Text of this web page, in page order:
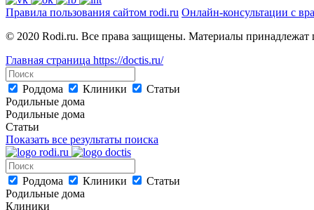
Правила пользования сайтом rodi.ru Онлайн-консультации с
© 2020 Rodi.ru. Все права защищены. Материалы принадлежат
Главная страница https://doctis.ru/
Роддома Клиники
Статьи
Родильные дома
Родильные дома
Статьи
Показать все результаты поиска
Роддома Клиники
Статьи
Родильные дома
Клиники